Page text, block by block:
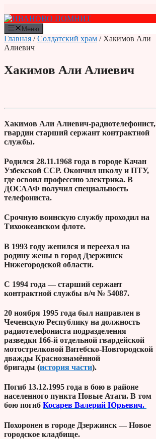
к
содержимому
Меню
Главная /Солдатский храм / Хакимов Али
Алиевич
Хакимов Али Алиевич
Хакимов Али Алиевич-радиотелефонист,
гвардии старший сержант контрактной
службы.
Родился 28.11.1968 года в городе Качан
Узбекской ССР. Окончил школу и ПТУ,
где освоил профессию электрика. В
ДОСААФ получил специальность
телефониста.
Срочную воинскую службу проходил на
Тихоокеанском флоте.
В 1993 году женился и переехал на
родину жены в город Дзержинск
Нижегородской области.
С 1994 года — старший сержант
контрактной службы в/ч № 54087.
20 ноября 1995 года был направлен в
Чеченскую Республику на должность
радиотелефониста подразделения
разведки 166-й отдельной гвардейской
мотострелковой Витебско-Новгородской
дважды Краснознамённой
бригады (история части).
Погиб 13.12.1995 года в бою в районе
населенного пункта Новые Атаги. В том
бою погиб Косарев Валерий Юрьевич.
Похоронен в городе Дзержинск — Новое
городское кладбище.